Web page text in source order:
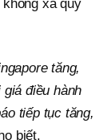
xả quỹ
tăng,
điều hành
tiếp tục tăng,
biết.